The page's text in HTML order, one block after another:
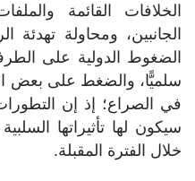
الخلافات القائمة
الجانبين، ومحاولة تهدئة
الضغوط الدولية على
سلميًّا، والضغط على بعض
في الصراع؛ إذ إن
سيكون لها تأثيراتها
خلال الفترة المقبلة.